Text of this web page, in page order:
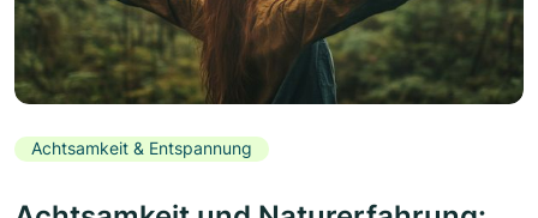
Achtsamkeit & Entspannung